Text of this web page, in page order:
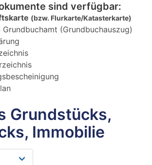
sind verfügbar:
(bzw. Flurkarte/Katasterkarte)
(Grundbuchauszug)
Grundstücks,
Immobilie